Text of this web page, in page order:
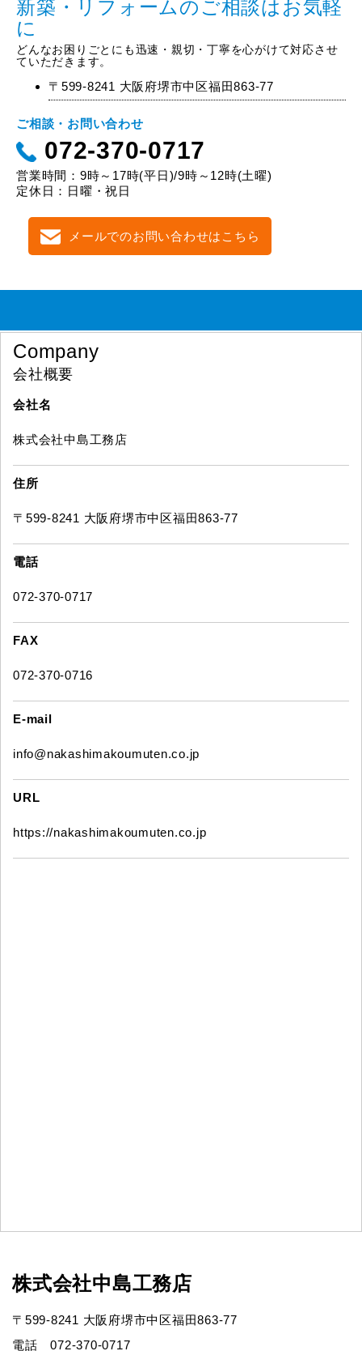
新築・リフォームのご相談はお気軽
に
どんなお困りごとにも迅速・親切・丁寧を心がけて対応させ
ていただきます。
〒599-8241 大阪府堺市中区福田863-77
ご相談・お問い合わせ
072-370-0717
営業時間：9時～17時(平日)/9時～12時(土曜)
定休日：日曜・祝日
メールでのお問い合わせはこちら
Company
会社概要
会社名
株式会社中島工務店
住所
〒599-8241 大阪府堺市中区福田863-77
電話
072-370-0717
FAX
072-370-0716
E-mail
info@nakashimakoumuten.co.jp
URL
https://nakashimakoumuten.co.jp
株式会社中島工務店
〒599-8241 大阪府堺市中区福田863-77
電話 072-370-0717